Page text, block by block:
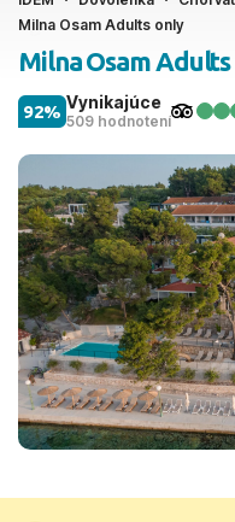
Milna Osam Adults only
Milna Osam
Vynikajúce
509 hodnotení
92%